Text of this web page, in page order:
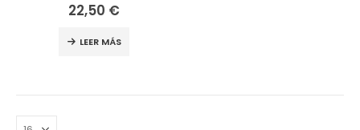
22,50 €
LEER MÁS